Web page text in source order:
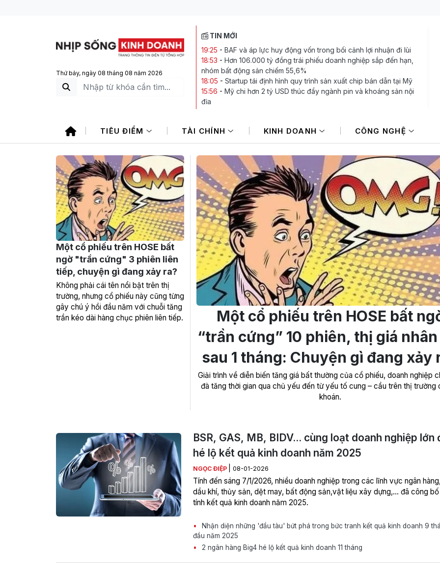
Thứ bảy, ngày 08 tháng 08 năm 2026
TIN MỚI
19:25 - BAF và áp lực huy động vốn trong bối cảnh lợi nhuận đi lùi
18:53 - Hơn 106.000 tỷ đồng trái phiếu doanh nghiệp sắp đến hạn,
nhóm bất động sản chiếm 55,6%
18:05 - Startup tái định hình quy trình sản xuất chip bán dẫn tại Mỹ
15:56 - Mỹ chi hơn 2 tỷ USD thúc đẩy ngành pin và khoáng sản nội
địa
14:23- Định giá DatVietVAC, sẽ là sai lầm nếu chỉ nhìn giá trị sổ
sách
TIÊU ĐIỂM TÀI CHÍNH KINH DOANH CÔNG NGHỆ
Một cổ phiếu trên HOSE bất
ngờ "trần cứng" 3 phiên liên
tiếp, chuyện gì đang xảy ra?
Không phải cái tên nổi bật trên thị
trường, nhưng cổ phiếu này cũng từng
gây chú ý hồi đầu năm với chuỗi tăng
trần kéo dài hàng chục phiên liên tiếp.
Một cổ phiếu trên HOSE bất
“trần cứng” 10 phiên, thị giá
sau 1 tháng: Chuyện gì đang xảy
Giải trình về diễn biến tăng giá bất thường của cổ phiếu, doanh nghiệp
đà tăng thời gian qua chủ yếu đến từ yếu tố cung – cầu trên thị trường
khoán.
BSR, GAS, MB, BIDV... cùng loạt doanh nghiệp lớn
hé lộ kết quả kinh doanh năm 2025
NGỌC ĐIỆP 08-01-2026
Tính đến sáng 7/1/2026, nhiều doanh nghiệp trong các lĩnh vực ngân hàng,
dầu khí, thủy sản, dệt may, bất động sản,vật liệu xây dựng,... đã công
tính kết quả kinh doanh năm 2025.
Nhận diện những 'đầu tàu' bứt phá trong bức tranh kết quả kinh doanh 9
đầu năm 2025
2 ngân hàng Big4 hé lộ kết quả kinh doanh 11 tháng